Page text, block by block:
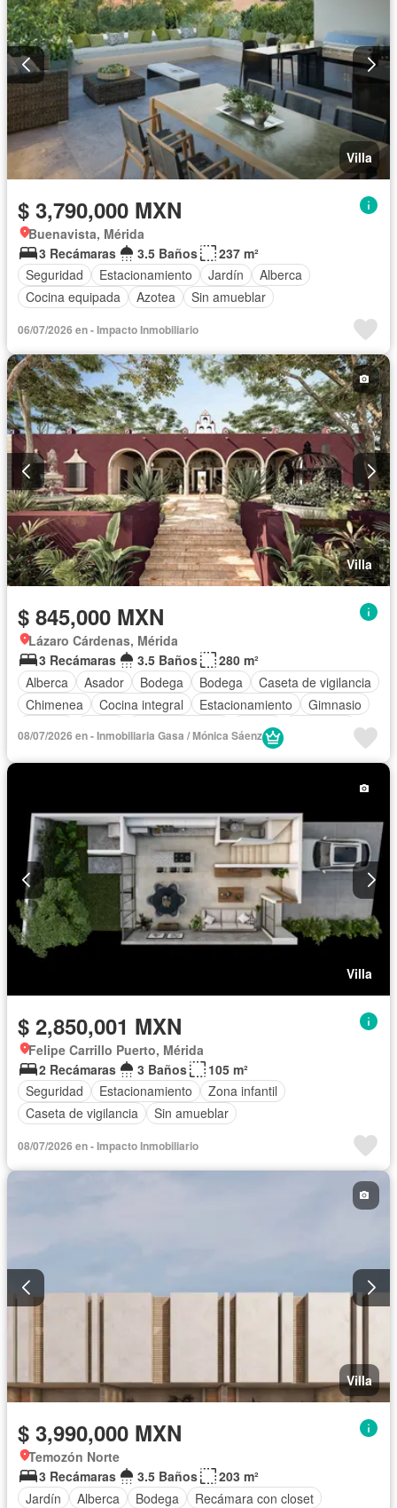
Villa
$ 3,790,000 MXN
Buenavista, Mérida
3 Recámaras
3.5 Baños
237 m²
Seguridad
Estacionamiento Jardín
Alberca
Cocina equipada
Azotea Sin amueblar
06/07/2026 en - Impacto Inmobiliario
Villa
$ 845,000 MXN
Lázaro Cárdenas, Mérida
3 Recámaras
3.5 Baños
280 m²
Alberca
Asador Bodega Bodega
Caseta de vigilancia
Chimenea
Cocina integral Estacionamiento
Gimnasio
Sauna
Zonas verdes
08/07/2026 en - Inmobiliaria Gasa / Mónica Sáenz
Villa
$ 2,850,001 MXN
Felipe Carrillo Puerto, Mérida
2 Recámaras
3 Baños
105 m²
Seguridad
Estacionamiento
Zona infantil
Caseta de vigilancia
Sin amueblar
08/07/2026 en - Impacto Inmobiliario
Villa
$ 3,990,000 MXN
Temozón Norte
3 Recámaras
3.5 Baños
203 m²
Jardín
Alberca Bodega
Recámara con closet